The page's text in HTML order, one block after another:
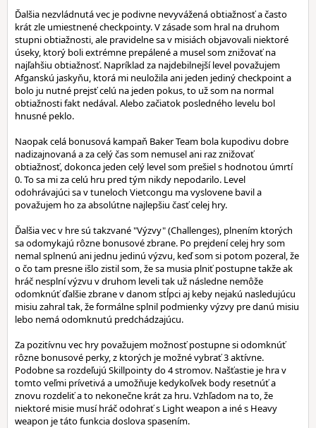
Ďalšia nezvládnutá vec je podivne nevyvážená obtiažnosť a často
krát zle umiestnené checkpointy. V zásade som hral na druhom
stupni obtiažnosti, ale pravidelne sa v misiách objavovali niektoré
úseky, ktorý boli extrémne prepálené a musel som znižovať na
najľahšiu obtiažnosť. Napríklad za najdebilnejší level považujem
Afganskú jaskyňu, ktorá mi neuložila ani jeden jediný checkpoint a
bolo ju nutné prejsť celú na jeden pokus, to už som na normal
obtiažnosti fakt nedával. Alebo začiatok posledného levelu bol
hnusné peklo.
Naopak celá bonusová kampaň Baker Team bola kupodivu dobre
nadizajnovaná a za celý čas som nemusel ani raz znižovať
obtiažnosť, dokonca jeden celý level som prešiel s hodnotou úmrtí
0. To sa mi za celú hru pred tým nikdy nepodarilo. Level
odohrávajúci sa v tuneloch Vietcongu ma vyslovene bavil a
považujem ho za absolútne najlepšiu časť celej hry.
Ďalšia vec v hre sú takzvané "Výzvy" (Challenges), plnením ktorých
sa odomykajú rôzne bonusové zbrane. Po prejdení celej hry som
nemal splnenú ani jednu jedinú výzvu, keď som si potom pozeral, že
o čo tam presne išlo zistil som, že sa musia plniť postupne takže ak
hráč nesplní výzvu v druhom leveli tak už následne nemôže
odomknúť ďalšie zbrane v danom stĺpci aj keby nejakú nasledujúcu
misiu zahral tak, že formálne splnil podmienky výzvy pre danú misiu
lebo nemá odomknutú predchádzajúcu.
Za pozitívnu vec hry považujem možnosť postupne si odomknúť
rôzne bonusové perky, z ktorých je možné vybrať 3 aktívne.
Podobne sa rozdeľujú Skillpointy do 4 stromov. Našťastie je hra v
tomto veľmi prívetivá a umožňuje kedykoľvek body resetnúť a
znovu rozdeliť a to nekonečne krát za hru. Vzhľadom na to, že
niektoré misie musí hráč odohrať s Light weapon a iné s Heavy
weapon je táto funkcia doslova spasením.